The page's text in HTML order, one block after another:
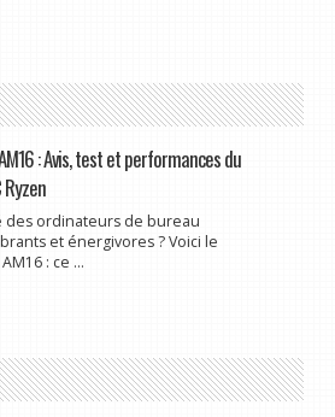
: Avis, test et performances du
des ordinateurs de bureau
et énergivores ? Voici le
: ce ...